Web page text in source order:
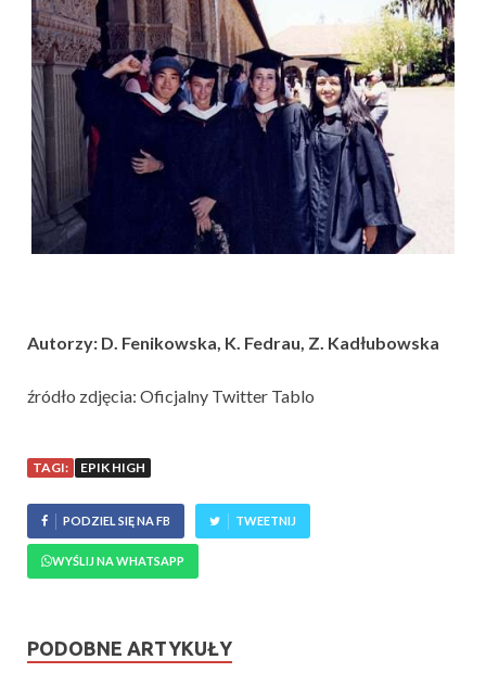
Autorzy: D. Fenikowska, K. Fedrau, Z. Kadłubowska
źródło zdjęcia: Oficjalny Twitter Tablo
TAGI: EPIK HIGH
PODZIEL SIĘ NA FB TWEETNIJ
WYŚLIJ NA WHATSAPP
PODOBNE ARTYKUŁY